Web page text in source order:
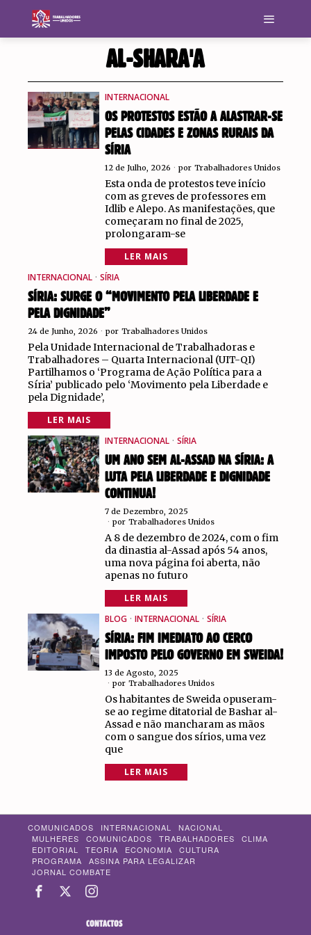
AL-SHARA'A
INTERNACIONAL
OS PROTESTOS ESTÃO A ALASTRAR-SE
PELAS CIDADES E ZONAS RURAIS DA
SÍRIA
12 de Julho, 2026 por Trabalhadores Unidos
Esta onda de protestos teve início
com as greves de professores em
Idlib e Alepo. As manifestações, que
começaram no final de 2025,
prolongaram-se
LER MAIS
INTERNACIONAL · SÍRIA
SÍRIA: SURGE O “MOVIMENTO PELA LIBERDADE E
PELA DIGNIDADE”
24 de Junho, 2026 por Trabalhadores Unidos
Pela Unidade Internacional de Trabalhadoras e
Trabalhadores – Quarta Internacional (UIT-QI)
Partilhamos o ‘Programa de Ação Política para a
Síria’ publicado pelo ‘Movimento pela Liberdade e
pela Dignidade’,
LER MAIS
INTERNACIONAL · SÍRIA
UM ANO SEM AL-ASSAD NA SÍRIA: A
LUTA PELA LIBERDADE E DIGNIDADE
CONTINUA!
7 de Dezembro, 2025
por Trabalhadores Unidos
A 8 de dezembro de 2024, com o fim
da dinastia al-Assad após 54 anos,
uma nova página foi aberta, não
apenas no futuro
LER MAIS
BLOG · INTERNACIONAL · SÍRIA
SÍRIA: FIM IMEDIATO AO CERCO
IMPOSTO PELO GOVERNO EM SWEIDA!
13 de Agosto, 2025
por Trabalhadores Unidos
Os habitantes de Sweida opuseram-
se ao regime ditatorial de Bashar al-
Assad e não mancharam as mãos
com o sangue dos sírios, uma vez
que
LER MAIS
COMUNICADOS INTERNACIONAL
NACIONAL
MULHERES
COMUNICADOS TRABALHADORES
CLIMA
EDITORIAL
TEORIA ECONOMIA
CULTURA
PROGRAMA
ASSINA PARA LEGALIZAR
JORNAL COMBATE
CONTACTOS